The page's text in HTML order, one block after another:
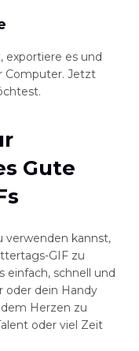
exportiere es und
Computer. Jetzt
Gute
verwenden kannst,
GIF zu
einfach, schnell und
oder dein Handy
Herzen zu
oder viel Zeit